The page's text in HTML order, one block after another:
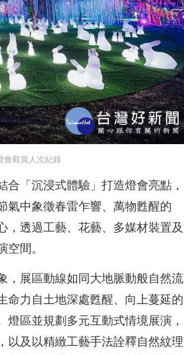
會觀賞人次紀錄
「沉浸式體驗」打造燈會亮點，
氣中象徵春雷乍響、萬物甦醒的
，透過工藝、花藝、多媒材裝置及
間。
，展區動線如同大地脈動般自然流
命力自土地深處甦醒、向上蔓延的
區並規劃多元互動式情境展演，
以及以精緻工藝手法詮釋自然紋理